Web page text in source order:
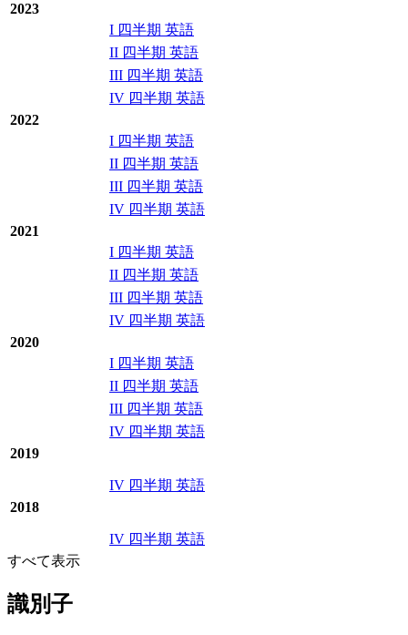
2023
I 四半期 英語
II 四半期 英語
III 四半期 英語
IV 四半期 英語
2022
I 四半期 英語
II 四半期 英語
III 四半期 英語
IV 四半期 英語
2021
I 四半期 英語
II 四半期 英語
III 四半期 英語
IV 四半期 英語
2020
I 四半期 英語
II 四半期 英語
III 四半期 英語
IV 四半期 英語
2019
IV 四半期 英語
2018
IV 四半期 英語
すべて表示
識別子